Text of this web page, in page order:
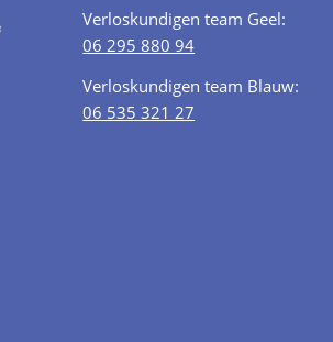
Verloskundigen team Geel:
06 295 880 94
Verloskundigen team Blauw:
06 535 321 27